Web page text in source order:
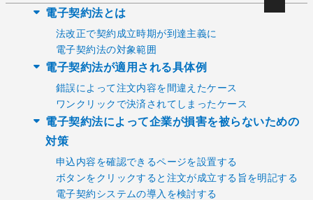
電子契約法とは
法改正で契約成立時期が到達主義に
電子契約法の対象範囲
電子契約法が適用される具体例
錯誤によって注文内容を間違えたケース
ワンクリックで決済されてしまったケース
電子契約法によって企業が損害を被らないための
対策
申込内容を確認できるページを設置する
ボタンをクリックすると注文が成立する旨を明記する
電子契約システムの導入を検討する